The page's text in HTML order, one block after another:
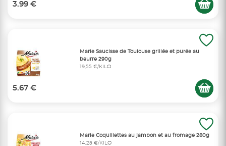
3.99 €
Marie Saucisse de Toulouse grillée et purée au
beurre 290g
19,55 €/KILO
5.67 €
Marie Coquillettes au jambon et au fromage 280g
14,25 €/KILO